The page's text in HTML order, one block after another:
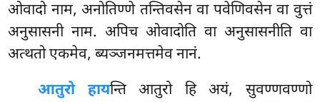
ओवादो नाम, अनोतिण्णे तन्तिवसेन वा पवेणिवसेन वा वुत्तं
अनुसासनी नाम. अपिच ओवादोति वा अनुसासनीति वा
अत्थतो एकमेव, ब्यञ्जनमत्तमेव नानं.
आतुरो हायन्ति आतुरो हि अयं, सुवण्णवण्णो